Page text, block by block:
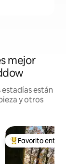
mejor
estadías están
y otros
Favorito entre
Favorito entre